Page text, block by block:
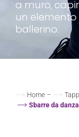
a muro,
un elemento
ballerino.
Home –
Sbarre da